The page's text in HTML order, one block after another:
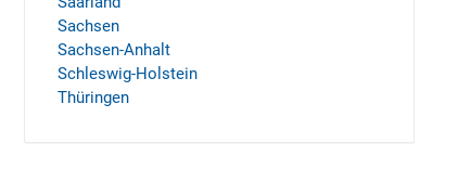
Sachsen
Sachsen-Anhalt
Schleswig-Holstein
Thüringen